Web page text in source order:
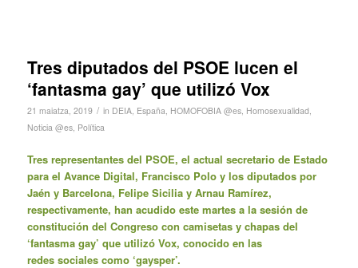
Tres diputados del PSOE lucen el
‘fantasma gay’ que utilizó Vox
21 maiatza, 2019 / in DEIA, España HOMOFOBIA @es, Homosexualidad
Noticia @es, Política
Tres representantes del PSOE, el actual secretario de Estado
para el Avance Digital, Francisco Polo y los diputados por
Jaén y Barcelona, Felipe Sicilia y Arnau Ramírez,
respectivamente, han acudido este martes a la sesión de
constitución del Congreso con camisetas y chapas del
‘fantasma gay’ que utilizó Vox, conocido en las
redes sociales como ‘gaysper’.